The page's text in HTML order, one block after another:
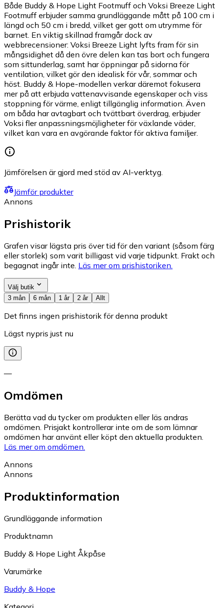
Både Buddy & Hope Light Footmuff och Voksi Breeze Light
Footmuff erbjuder samma grundläggande mått på 100 cm i
längd och 50 cm i bredd, vilket ger gott om utrymme för
barnet. En viktig skillnad framgår dock av
webbrecensioner: Voksi Breeze Light lyfts fram för sin
mångsidighet då den övre delen kan tas bort och fungera
som sittunderlag, samt har öppningar på sidorna för
ventilation, vilket gör den idealisk för vår, sommar och
höst. Buddy & Hope-modellen verkar däremot fokusera
mer på att erbjuda vattenavvisande egenskaper och viss
stoppning för värme, enligt tillgänglig information. Även
om båda har avtagbart och tvättbart överdrag, erbjuder
Voksi fler anpassningsmöjligheter för växlande väder,
vilket kan vara en avgörande faktor för aktiva familjer.
Jämförelsen är gjord med stöd av AI-verktyg.
Jämför produkter
Annons
Prishistorik
Grafen visar lägsta pris över tid för den variant (såsom färg
eller storlek) som varit billigast vid varje tidpunkt. Frakt och
begagnat ingår inte. Läs mer om prishistoriken.
Välj butik
3 mån
6 mån 1 år 2 år Allt
Det finns ingen prishistorik för denna produkt
Lägst nypris just nu
—
Omdömen
Berätta vad du tycker om produkten eller läs andras
omdömen. Prisjakt kontrollerar inte om de som lämnar
omdömen har använt eller köpt den aktuella produkten.
Läs mer om omdömen.
Annons
Annons
Produktinformation
Grundläggande information
Produktnamn
Buddy & Hope Light Åkpåse
Varumärke
Buddy & Hope